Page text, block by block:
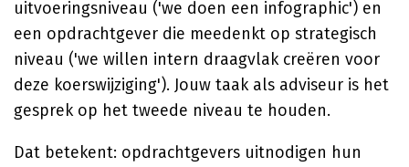
uitvoeringsniveau ('we doen een infographic') en
een opdrachtgever die meedenkt op strategisch
niveau ('we willen intern draagvlak creëren voor
deze koerswijziging'). Jouw taak als adviseur is het
gesprek op het tweede niveau te houden.
Dat betekent: opdrachtgevers uitnodigen hun